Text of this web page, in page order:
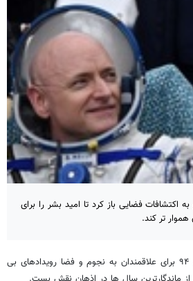
رو به اکتشافات فضایی باز کرد تا امید بشر را برای
تر کند.
، سال ۹۴ برای علاقمندان به نجوم و فضا رویدادهای بی